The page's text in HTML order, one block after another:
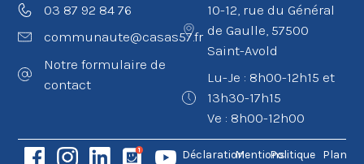
03 87 92 84 76
communaute@casas57.fr
Notre formulaire de
contact
10-12, rue du Général
de Gaulle, 57500
Saint-Avold
Lu-Je : 8h00-12h15 et
13h30-17h15
Ve : 8h00-12h00
DéclarationMentionsPolitique Plan